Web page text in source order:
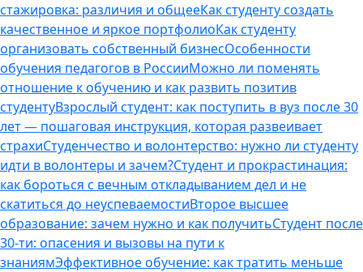
стажировка: различия и общееКак студенту создать
качественное и яркое портфолиоКак студенту
организовать собственный бизнесОсобенности
обучения педагогов в РоссииМожно ли поменять
отношение к обучению и как развить позитив
студентуВзрослый студент: как поступить в вуз после 30
лет — пошаговая инструкция, которая развеивает
страхиСтуденчество и волонтерство: нужно ли cтуденту
идти в волонтеры и зачем?Студент и прокрастинация:
как бороться с вечным откладыванием дел и не
скатиться до неуспеваемостиВторое высшее
образование: зачем нужно и как получитьСтудент после
30-ти: опасения и вызовы на пути к
знаниямЭффективное обучение: как тратить меньше